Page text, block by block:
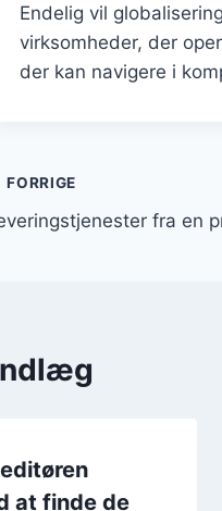
Endelig vil
virksomheder, der
der kan navigere i
FORRIGE
fra en
at finde de